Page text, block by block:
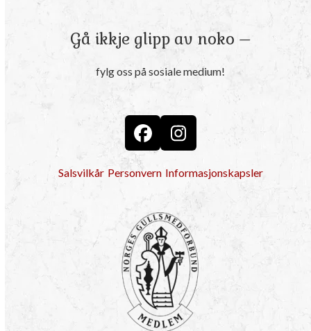
Gå ikkje glipp av noko –
fylg oss på sosiale medium!
FacebookInstagram
Salsvilkår Personvern Informasjonskapsler